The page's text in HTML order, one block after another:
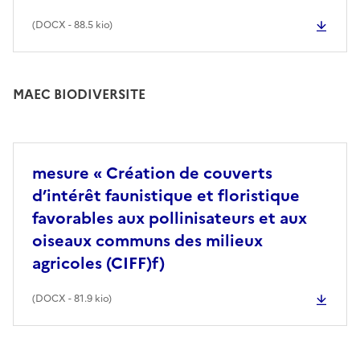
(DOCX - 88.5 kio)
MAEC BIODIVERSITE
mesure « Création de couverts
d’intérêt faunistique et floristique
favorables aux pollinisateurs et aux
oiseaux communs des milieux
agricoles (CIFF)f)
(DOCX - 81.9 kio)